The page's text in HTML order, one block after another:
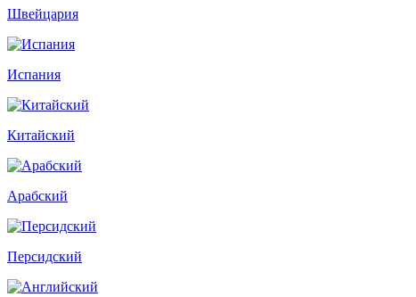
Швейцария
Испания
Китайский
Арабский
Персидский